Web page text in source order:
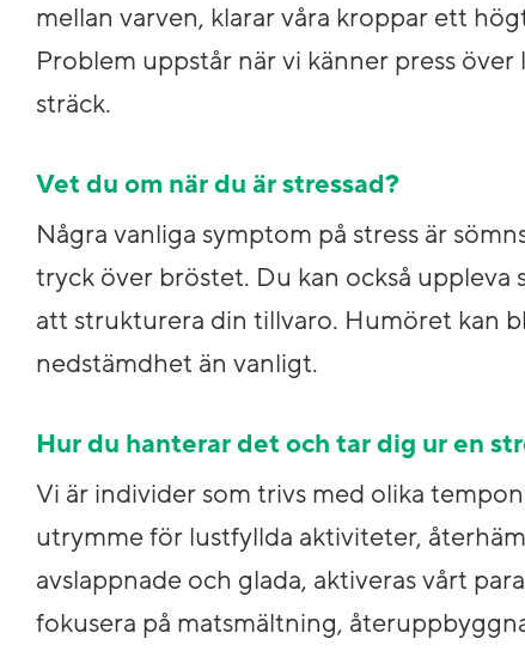
mellan varven, klarar våra kroppar ett
Problem uppstår när vi känner press
sträck.
Vet du om när du är stressad?
Några vanliga symptom på stress är
tryck över bröstet. Du kan också
att strukturera din tillvaro. Humöret kan
nedstämdhet än vanligt.
Hur du hanterar det och tar dig ur en
Vi är individer som trivs med olika
utrymme för lustfyllda aktiviteter,
avslappnade och glada, aktiveras vårt
fokusera på matsmältning,